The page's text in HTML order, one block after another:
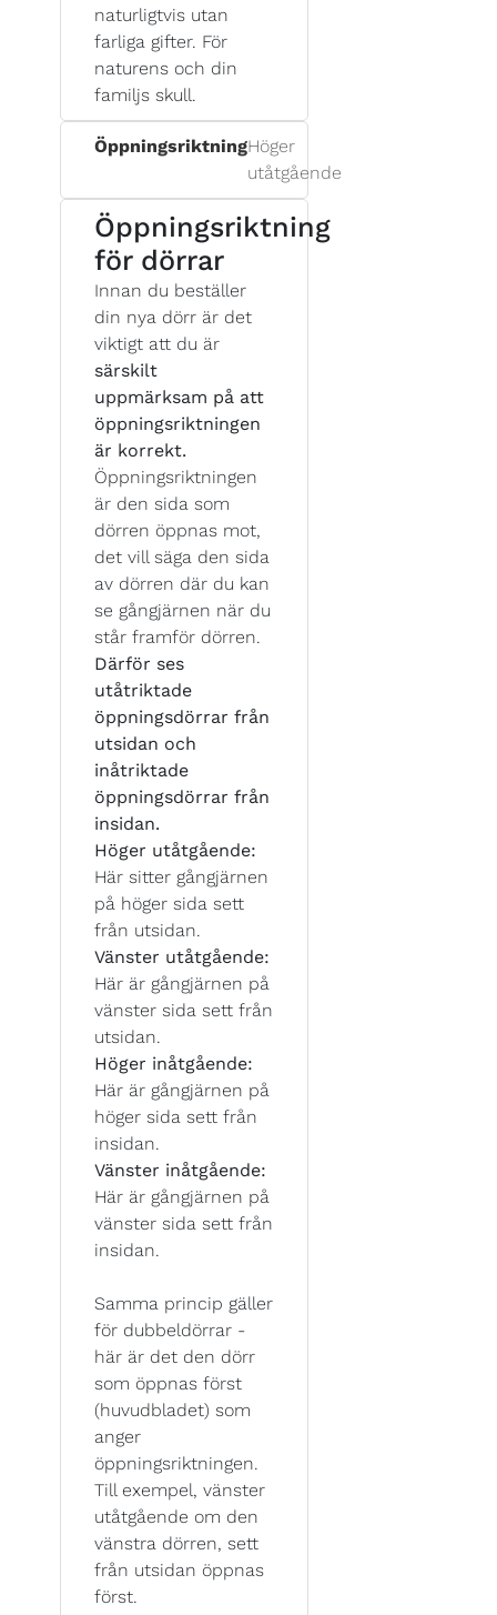
naturligtvis utan
farliga gifter. För
naturens och din
familjs skull.
ÖppningsriktningHöger
utåtgående
Öppningsriktning
för dörrar
Innan du beställer
din nya dörr är det
viktigt att du är
särskilt
uppmärksam på att
öppningsriktningen
är korrekt.
Öppningsriktningen
är den sida som
dörren öppnas mot,
det vill säga den sida
av dörren där du kan
se gångjärnen när du
står framför dörren.
Därför ses
utåtriktade
öppningsdörrar från
utsidan och
inåtriktade
öppningsdörrar från
insidan.
Höger utåtgående:
Här sitter gångjärnen
på höger sida sett
från utsidan.
Vänster utåtgående:
Här är gångjärnen på
vänster sida sett från
utsidan.
Höger inåtgående:
Här är gångjärnen på
höger sida sett från
insidan.
Vänster inåtgående:
Här är gångjärnen på
vänster sida sett från
insidan.
Samma princip gäller
för dubbeldörrar -
här är det den dörr
som öppnas först
(huvudbladet) som
anger
öppningsriktningen.
Till exempel, vänster
utåtgående om den
vänstra dörren, sett
från utsidan öppnas
först.